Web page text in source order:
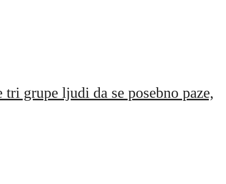
grupe ljudi da se posebno paze,